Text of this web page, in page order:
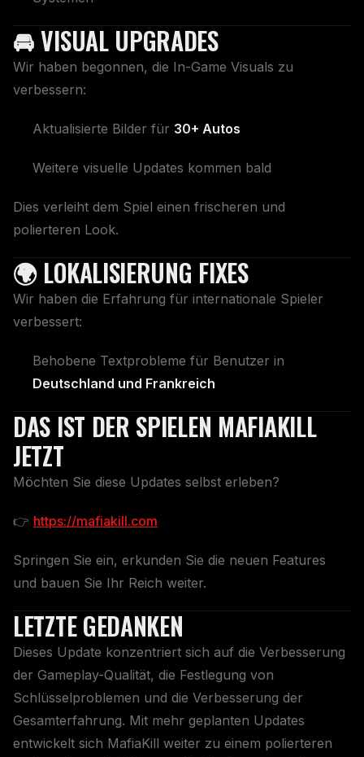
🚘 VISUAL UPGRADES
Wir haben begonnen, die In-Game Visuals zu
verbessern:
Aktualisierte Bilder für 30+ Autos
Weitere visuelle Updates kommen bald
Dies verleiht dem Spiel einen frischeren und
polierteren Look.
🌍 LOKALISIERUNG FIXES
Wir haben die Erfahrung für internationale Spieler
verbessert:
Behobene Textprobleme für Benutzer in
Deutschland und Frankreich
DAS IST DER SPIELEN MAFIAKILL
JETZT
Möchten Sie diese Updates selbst erleben?
👉 https://mafiakill.com
Springen Sie ein, erkunden Sie die neuen Features
und bauen Sie Ihr Reich weiter.
LETZTE GEDANKEN
Dieses Update konzentriert sich auf die Verbesserung
der Gameplay-Qualität, die Festlegung von
Schlüsselproblemen und die Verbesserung der
Gesamterfahrung. Mit mehr geplanten Updates
entwickelt sich MafiaKill weiter zu einem polierteren